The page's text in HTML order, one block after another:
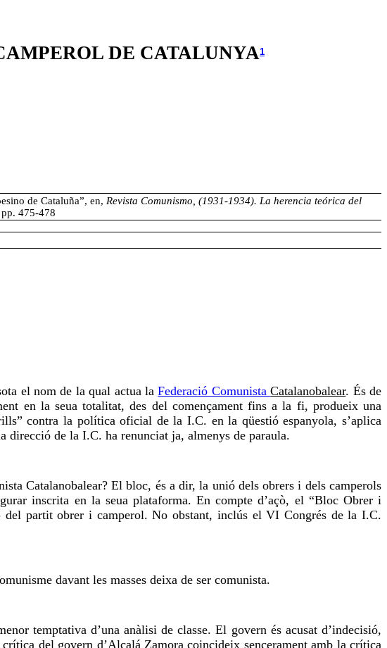
DE CATALUNYA1
de Cataluña”, en, Revista Comunismo, (1931-1934). La herencia teórica del
475-478
el nom de la qual actua laFederació ComunistaCatalanobalear. És de
en la seua totalitat, des del començament fins a la fi, produeix una
contra la política oficial de la I.C. en la qüestió espanyola, s’aplica
direcció de la I.C. ha renunciat ja, almenys de paraula.
Catalanobalear? El bloc, és a dir, la unió dels obrers i dels camperols
inscrita en la seua plataforma. En compte d’açò, el “Bloc Obrer i
del partit obrer i camperol. No obstant, inclús elVI Congrés de la I.C.
davant les masses deixa de ser comunista.
temptativa d’una anàlisi de classe. El govern és acusat d’indecisió,
del govern d’Alcalá Zamora coincideix sencerament amb la crítica